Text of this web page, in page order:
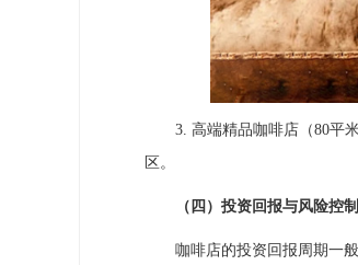
3. 高端精品咖啡店（80平米
区。
（四）投资回报与风险控
咖啡店的投资回报周期一般